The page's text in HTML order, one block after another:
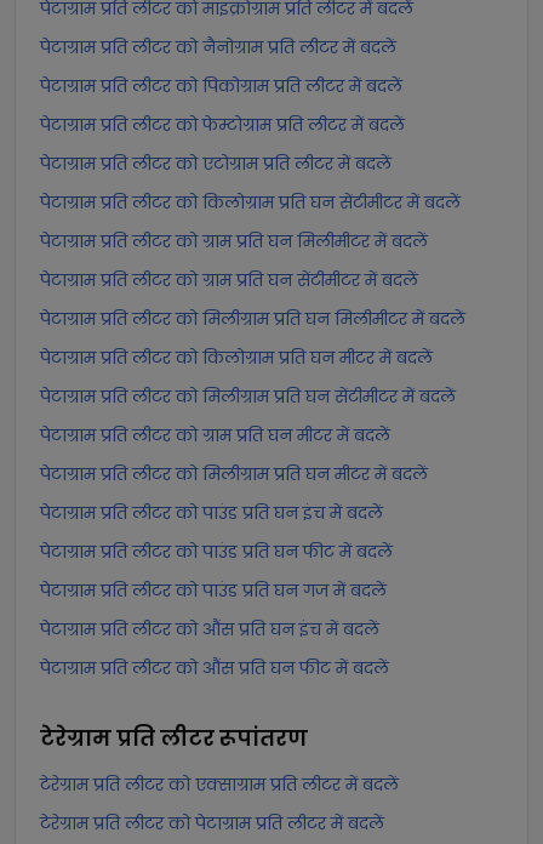
पेटाग्राम प्रति लीटर को माइक्रोग्राम प्रति लीटर में बदलें
पेटाग्राम प्रति लीटर को नैनोग्राम प्रति लीटर में बदलें
पेटाग्राम प्रति लीटर को पिकोग्राम प्रति लीटर में बदलें
पेटाग्राम प्रति लीटर को फेम्टोग्राम प्रति लीटर में बदलें
पेटाग्राम प्रति लीटर को एटोग्राम प्रति लीटर में बदलें
पेटाग्राम प्रति लीटर को किलोग्राम प्रति घन सेंटीमीटर में बदलें
पेटाग्राम प्रति लीटर को ग्राम प्रति घन मिलीमीटर में बदलें
पेटाग्राम प्रति लीटर को ग्राम प्रति घन सेंटीमीटर में बदलें
पेटाग्राम प्रति लीटर को मिलीग्राम प्रति घन मिलीमीटर में बदलें
पेटाग्राम प्रति लीटर को किलोग्राम प्रति घन मीटर में बदलें
पेटाग्राम प्रति लीटर को मिलीग्राम प्रति घन सेंटीमीटर में बदलें
पेटाग्राम प्रति लीटर को ग्राम प्रति घन मीटर में बदलें
पेटाग्राम प्रति लीटर को मिलीग्राम प्रति घन मीटर में बदलें
पेटाग्राम प्रति लीटर को पाउंड प्रति घन इंच में बदलें
पेटाग्राम प्रति लीटर को पाउंड प्रति घन फीट में बदलें
पेटाग्राम प्रति लीटर को पाउंड प्रति घन गज में बदलें
पेटाग्राम प्रति लीटर को औंस प्रति घन इंच में बदलें
पेटाग्राम प्रति लीटर को औंस प्रति घन फीट में बदलें
टेरेग्राम प्रति लीटररूपांतरण
टेरेग्राम प्रति लीटर को एक्साग्राम प्रति लीटर में बदलें
टेरेग्राम प्रति लीटर को पेटाग्राम प्रति लीटर में बदलें